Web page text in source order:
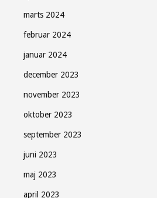
marts 2024
februar 2024
januar 2024
december 2023
november 2023
oktober 2023
september 2023
juni 2023
maj 2023
april 2023